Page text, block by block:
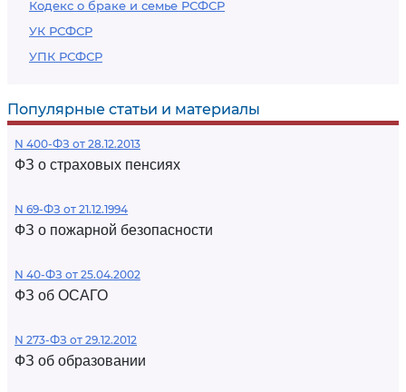
Кодекс о браке и семье РСФСР
УК РСФСР
УПК РСФСР
Популярные статьи и материалы
N 400-ФЗ от 28.12.2013
ФЗ о страховых пенсиях
N 69-ФЗ от 21.12.1994
ФЗ о пожарной безопасности
N 40-ФЗ от 25.04.2002
ФЗ об ОСАГО
N 273-ФЗ от 29.12.2012
ФЗ об образовании